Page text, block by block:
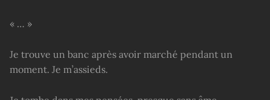
« … »
Je trouve un banc après avoir marché pendant un
moment. Je m’assieds.